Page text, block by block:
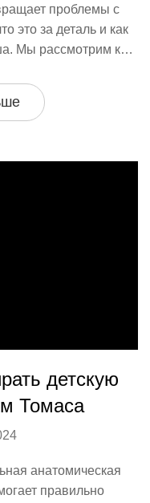
проблемы с
это за деталь и как
Мы рассмотрим как
подходят. Также
выбору обуви для
детскую
Томаса
анатомическая
правильно